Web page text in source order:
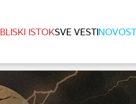
BLISKI ISTOKSVE VESTI